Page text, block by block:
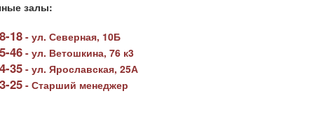
залы:
18- ул. Северная, 10Б
46- ул. Ветошкина, 76 к3
35- ул. Ярославская, 25А
25- Старший менеджер